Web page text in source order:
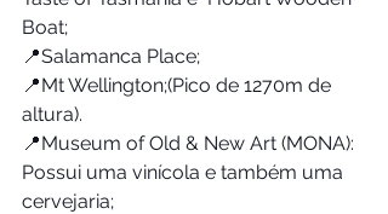
Boat;
📍Salamanca Place;
📍Mt Wellington;(Pico de 1270m de
altura).
📍Museum of Old & New Art (MONA):
Possui uma vinícola e também uma
cervejaria;